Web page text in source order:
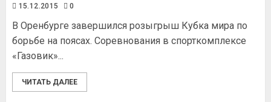
15.12.2015 0
В Оренбурге завершился розыгрыш Кубка мира по
борьбе на поясах. Соревнования в спорткомплексе
«Газовик»...
ЧИТАТЬ ДАЛЕЕ